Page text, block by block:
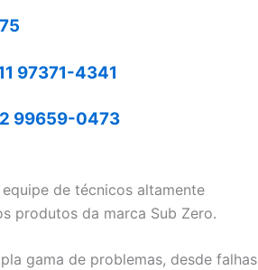
97371-4341
99659-0473
de técnicos altamente
produtos da marca Sub Zero.
gama de problemas, desde falhas